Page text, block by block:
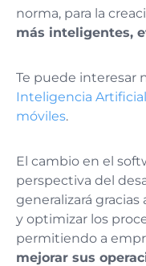
norma, para la
más inteligentes,
Te puede interesar
Inteligencia
móviles.
El cambio en el
perspectiva del
generalizará
y optimizar los
permitiendo a
mejorar sus